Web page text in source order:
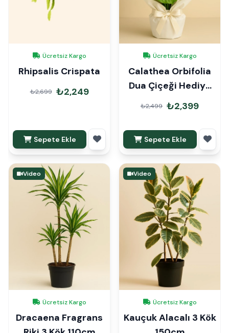
Ücretsiz Kargo
Rhipsalis Crispata
₺2,699 ₺2,249
Sepete Ekle
Ücretsiz Kargo
Calathea Orbifolia
Dua Çiçeği Hediye
Paketli
₺2,499 ₺2,399
Sepete Ekle
Video
Ücretsiz Kargo
Dracaena Fragrans
Video
Ücretsiz Kargo
Kauçuk Alacalı 3 Kök